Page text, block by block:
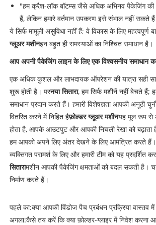
"हम क्रैश-लॉक बॉटम्स जैसे अधिक अभिनव पैकेजिंग
हैं, लेकिन हमारे वर्तमान उपकरण इसे संभाल नहीं सकते
ये सिर्फ मामूली असुविधा नहीं हैं; वे विकास के लिए महत्वपूर्ण
ग्लूअर मशीनइन बहुत ही समस्याओं का निश्चित समाधान है।
आप अपनी पैकेजिंग लाइन के लिए एक विश्वसनीय समाधान
एक अधिक कुशल और लाभदायक ऑपरेशन की यात्रा सही
शुरू होती है। परनया सितारा, हम सिर्फ मशीनें नहीं बेचते हैं;
समाधान प्रदान करते हैं। हमारी विशेषज्ञता आपकी अनूठी
वितरित करने में निहित हैफ़ोल्डर ग्लूअर मशीनयह मूल रूप से
होता है, आपके आउटपुट और आपकी निचली रेखा को बढ़ाता
हम आपको अपने लिए अंतर देखने के लिए आमंत्रित करते हैं।
व्यक्तिगत परामर्श के लिए और हमारी टीम को यह प्रदर्शित
सितारामशीन आपकी पैकेजिंग क्षमताओं को बदल सकती है।
निर्माण करते हैं।
पहले का:क्या आपकी विंडोज पैच प्रबंधन प्रक्रिया वास्तव
अगला:कैसे तय करें कि क्या फ़ोल्डर-ग्लाइर में निवेश करना